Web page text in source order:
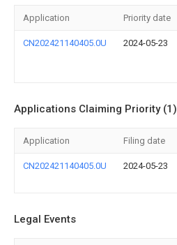
Application Priority date
CN202421140405.0U 2024-05-23
Applications Claiming Priority (1)
Application Filing date
CN202421140405.0U 2024-05-23
Legal Events